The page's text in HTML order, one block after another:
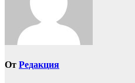
От Редакция